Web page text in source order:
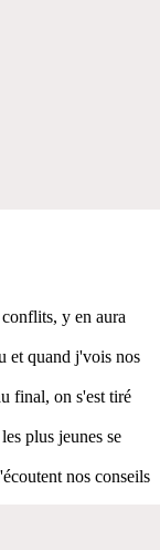
y en aura
et quand j'vois nos
final, on s'est tiré
plus jeunes se
nos conseils